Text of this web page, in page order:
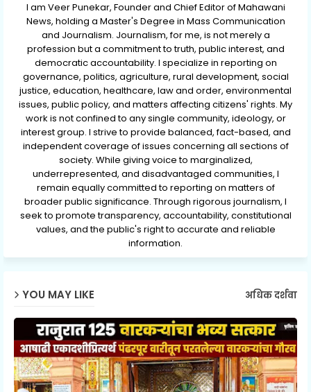
I am Veer Punekar, Founder and Chief Editor of Mahawani
News, holding a Master's Degree in Mass Communication
and Journalism. Journalism, for me, is not merely a
profession but a commitment to truth, public interest, and
democratic accountability. I specialize in reporting on
governance, politics, agriculture, rural development, social
justice, education, healthcare, law and order, environmental
issues, public policy, and matters affecting citizens' rights. My
work is not confined to any single community, ideology, or
interest group. I strive to provide balanced, fact-based, and
independent coverage of issues concerning all sections of
society. While giving voice to marginalized,
underrepresented, and disadvantaged communities, I
remain equally committed to reporting on matters of
broader public significance. Through rigorous journalism, I
seek to promote transparency, accountability, constitutional
values, and the public's right to accurate and reliable
information.
YOU MAY LIKE अधिक दर्शवा